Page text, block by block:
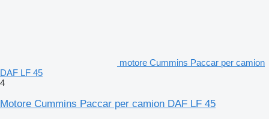
motore Cummins Paccar per camion
DAF LF 45
4
Motore Cummins Paccar per camion DAF LF 45